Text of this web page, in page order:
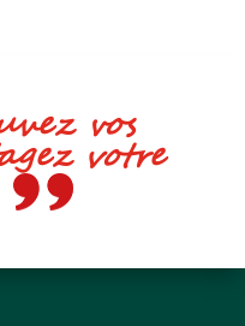
vos
votre